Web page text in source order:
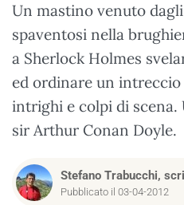
Un mastino venuto
spaventosi nella
a Sherlock Holmes
ed ordinare un
intrighi e colpi di scena.
sir Arthur Conan Doyle.
Stefano Trabucchi,
Pubblicato il 03-04-2012